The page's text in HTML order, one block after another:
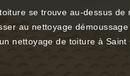
se trouve au-dessus
au nettoyage
nettoyage de toiture à